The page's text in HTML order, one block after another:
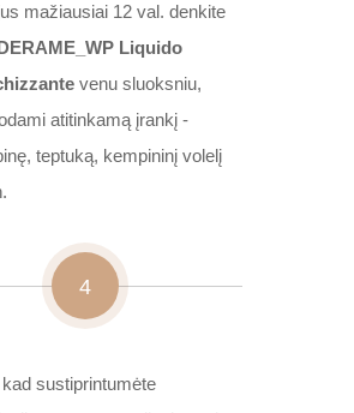
mažiausiai 12 val. denkite
Liquido
venu sluoksniu,
atitinkamą įrankį -
teptuką, kempininį volelį
4
sustiprintumėte